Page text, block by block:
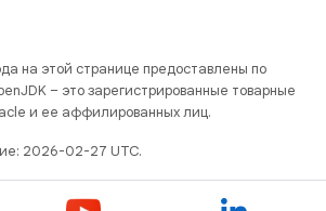
на этой странице предоставлены по
– это зарегистрированные товарные
и ее аффилированных лиц.
2026-02-27 UTC.